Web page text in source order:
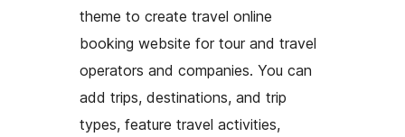
theme to create travel online
booking website for tour and travel
operators and companies. You can
add trips, destinations, and trip
types, feature travel activities,